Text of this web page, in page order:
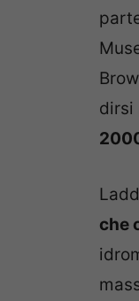
dirsi
che